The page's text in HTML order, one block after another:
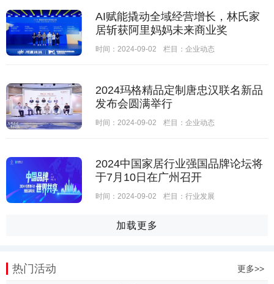
AI赋能撬动全域经营增长，林氏家
居斩获阿里妈妈未来商业奖
时间：2024-09-02 栏目： 企业动态
2024玛格精品定制唐忠汉联名新品
发布会圆满举行
时间：2024-09-02 栏目： 企业动态
2024中国家居行业强国品牌论坛将
于7月10日在广州召开
时间：2024-09-02 栏目： 行业发展
加载更多
热门活动 更多>>